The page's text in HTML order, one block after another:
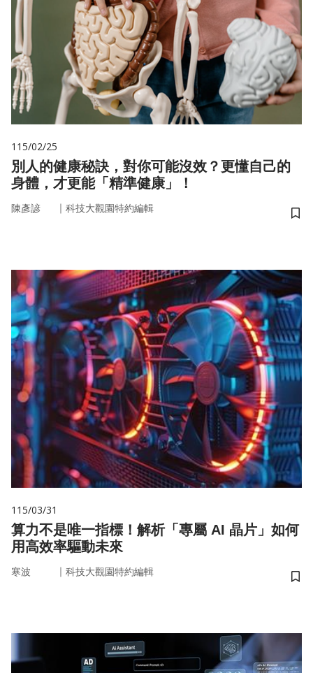
115/02/25
別人的健康秘訣，對你可能沒效？更懂自己的
身體，才更能「精準健康」！
陳彥諺 ｜ 科技大觀園特約編輯
儲
115/03/31
算力不是唯一指標！解析「專屬 AI 晶片」如何
用高效率驅動未來
寒波 ｜ 科技大觀園特約編輯
儲